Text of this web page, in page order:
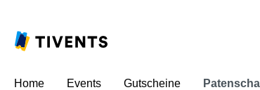
Home Events Gutscheine